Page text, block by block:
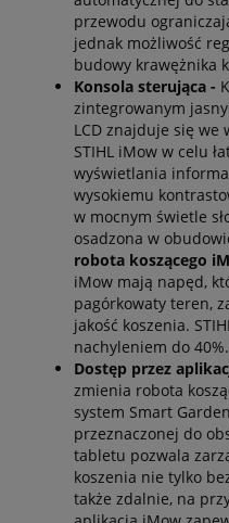
przewodu
jednak możliwość
budowy krawężnika
Konsola sterująca -
zintegrowanym
LCD znajduje się we
STIHL iMow w celu
wyświetlania
wysokiemu
w mocnym świetle
osadzona w
robota koszącego
iMow mają napęd,
pagórkowaty teren,
jakość koszenia.
nachyleniem do 40%.
Dostęp przez
zmienia robota
system Smart
przeznaczonej do
tabletu pozwala
koszenia nie tylko
także zdalnie, na